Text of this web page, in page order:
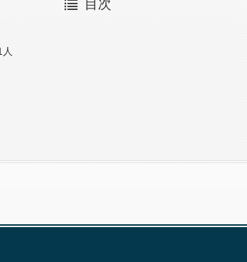
目次